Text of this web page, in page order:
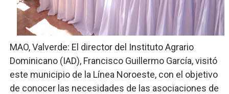
Comedores Comunitarios de DASAC garantizan
UNTC inicia ofensiva para recuperar fuerza gremial
PRM escogerá este domingo su nueva cúpula
Candidato a presidente del Colegio de Notarios hace
MAO, Valverde: El director del Instituto Agrario
Dominicano (IAD), Francisco Guillermo García, visitó
este municipio de la Línea Noroeste, con el objetivo
de conocer las necesidades de las asociaciones de